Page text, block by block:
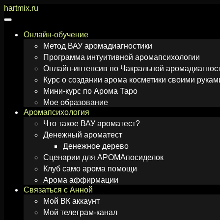
Перейти
к
hartmix.ru
Онлайн-обучение
Метод ВАУ аромадиагностики
Программа интуитивной аромапсихологии
Онлайн-интенсив по Чакральной
Курс о создании арома косметики своими
Мини-курс по Арома Таро
Мое образование
Аромапсихология
Что такое ВАУ ароматест?
Денежный ароматест
Денежное дерево
Сценарии для АРОМАпосиделок
Клуб само арома помощи
Арома аффирмации
Связаться с Анной
Мой ВК аккаунт
Мой телеграм-канал